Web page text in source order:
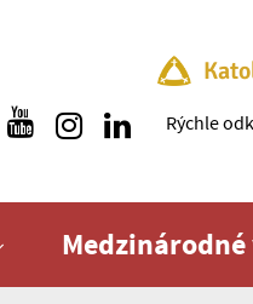
Rýchle
Rýchle